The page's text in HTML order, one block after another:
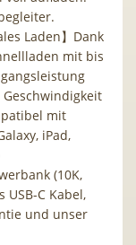
Laden】Dank
mit bis
mit
iPad,
(10K,
USB-C Kabel,
und unser